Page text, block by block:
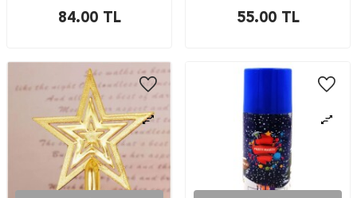
84.00TL 55.00TL